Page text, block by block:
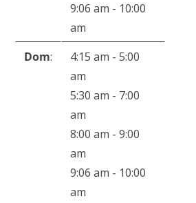
9:06 am - 10:00
am
Dom: 4:15 am - 5:00
am
5:30 am - 7:00
am
8:00 am - 9:00
am
9:06 am - 10:00
am